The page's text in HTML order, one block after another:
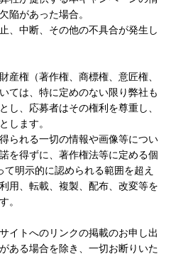
陥があった場合。
、中断、その他の不具合が発生し
産権（著作権、商標権、意匠権、
ては、特に定めのない限り弊社も
し、応募者はその権利を尊重し、
します。
られる一切の情報や画像等につい
を得ずに、著作権法等に定める個
明示的に認められる範囲を超え
用、転載、複製、配布、改変等を
。
イトへのリンクの掲載のお申し出
ある場合を除き、一切お断りいた